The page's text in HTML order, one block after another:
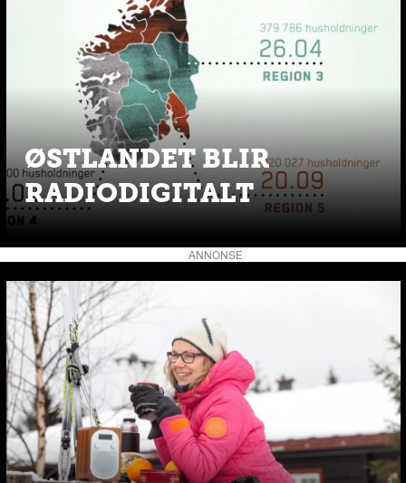
ØSTLANDET BLIR
RADIODIGITALT
ANNONSE